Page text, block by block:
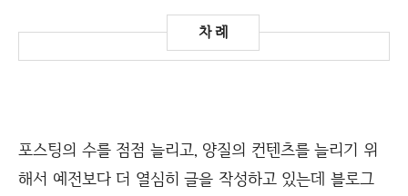
포스팅의 수를 점점 늘리고, 양질의 컨텐츠를 늘리기 위
해서 예전보다 더 열심히 글을 작성하고 있는데 블로그